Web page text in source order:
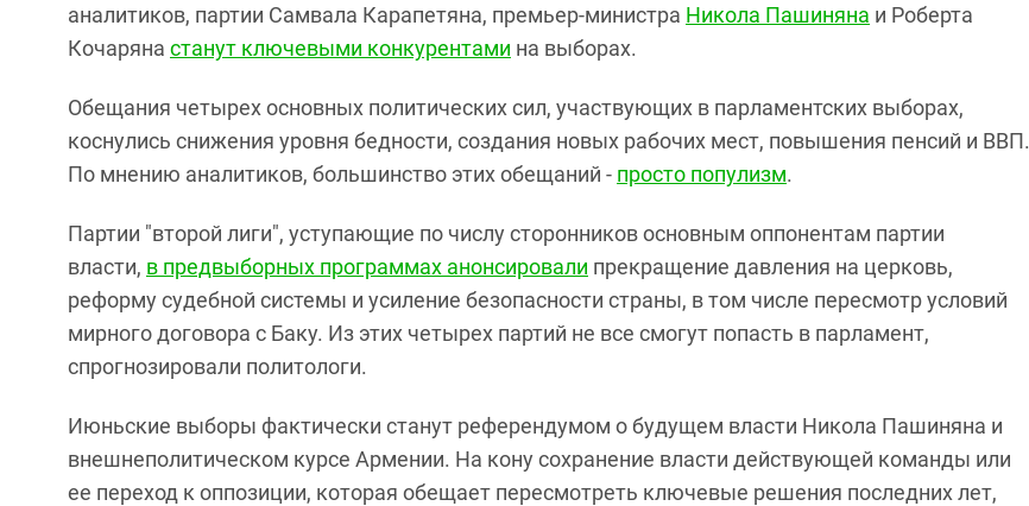
аналитиков, партии Самвала Карапетяна, премьер-министра Никола Пашиняна и Роберта
Кочаряна станут ключевыми конкурентами на выборах.
Обещания четырех основных политических сил, участвующих в парламентских выборах,
коснулись снижения уровня бедности, создания новых рабочих мест, повышения пенсий и ВВП.
По мнению аналитиков, большинство этих обещаний - просто популизм.
Партии "второй лиги", уступающие по числу сторонников основным оппонентам партии
власти, в предвыборных программах анонсировали прекращение давления на церковь,
реформу судебной системы и усиление безопасности страны, в том числе пересмотр условий
мирного договора с Баку. Из этих четырех партий не все смогут попасть в парламент,
спрогнозировали политологи.
Июньские выборы фактически станут референдумом о будущем власти Никола Пашиняна и
внешнеполитическом курсе Армении. На кону сохранение власти действующей команды или
ее переход к оппозиции, которая обещает пересмотреть ключевые решения последних лет,